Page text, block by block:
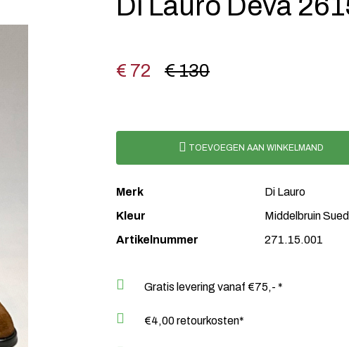
€ 130
€ 72
TOEVOEGEN AAN WINKELMAND
Merk
Di Lauro
Kleur
Middelbruin
Artikelnummer
271.15.001
Gratis levering vanaf €75,- *
€4,00 retourkosten*